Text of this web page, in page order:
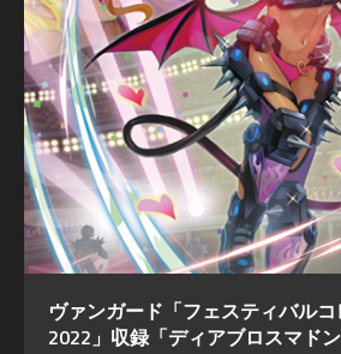
ヴァンガード「フェスティバル
2022」収録「ディアブロスマドン